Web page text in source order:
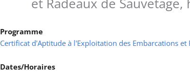
Programme
Certificat d'Aptitude à l'Exploitation des Embarcations et
Dates/Horaires